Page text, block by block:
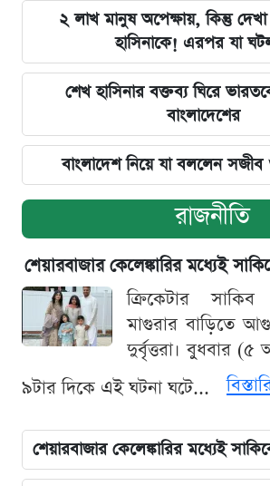
২ লাখ মানুষ অপেক্ষায়, কিন্তু
হাসিনাকে! এরপর যা
শেখ হাসিনার বক্তব্য ঘিরে
বাংলাদেশের
বাংলাদেশ নিয়ে যা বললেন
রাজনীতি
শেয়ারবাজার কেলেঙ্কারির মধ্যেই
ক্রিকেটার
মাগুরার বাড়িতে
দুর্বৃত্তরা। বুধবার
৯টার দিকে এই ঘটনা ঘটে...
শেয়ারবাজার কেলেঙ্কারির মধ্যেই